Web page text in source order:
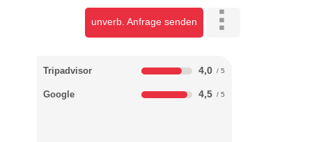
unverb. Anfrage senden
Tripadvisor 4,0
Google 4,5